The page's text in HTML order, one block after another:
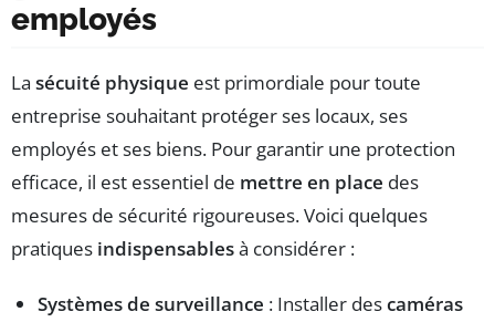
employés
La sécuité physique est primordiale pour toute
entreprise souhaitant protéger ses locaux, ses
employés et ses biens. Pour garantir une protection
efficace, il est essentiel de mettre en place des
mesures de sécurité rigoureuses. Voici quelques
pratiques indispensablesà considérer :
Systèmes de surveillance : Installer descaméras